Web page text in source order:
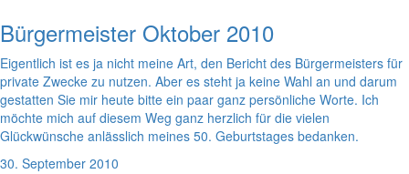
Bürgermeister Oktober 2010
Eigentlich ist es ja nicht meine Art, den Bericht des Bürgermeisters für
private Zwecke zu nutzen. Aber es steht ja keine Wahl an und darum
gestatten Sie mir heute bitte ein paar ganz persönliche Worte. Ich
möchte mich auf diesem Weg ganz herzlich für die vielen
Glückwünsche anlässlich meines 50. Geburtstages bedanken.
30. September 2010